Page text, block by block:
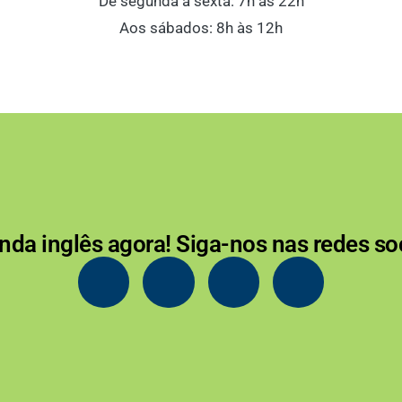
Aos sábados: 8h às 12h
inglês agora! Siga-nos nas redes